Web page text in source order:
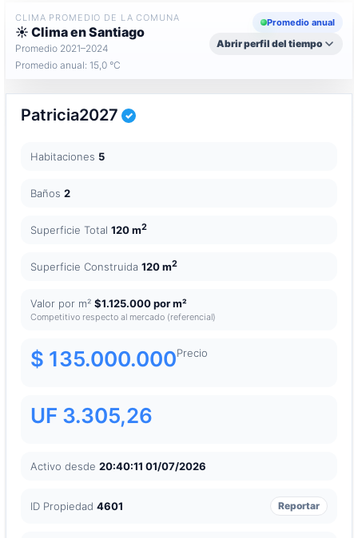
CLIMA PROMEDIO DE LA COMUNA
☀️ Clima en Santiago
Promedio 2021–2024
Promedio anual: 15,0 °C
Promedio anual
Abrir perfil del tiempo
Patricia2027
Habitaciones 5
Baños 2
Superficie Total 120 m2
Superficie Construida 120 m2
Valor por m² $1.125.000 por m²
Competitivo respecto al mercado (referencial)
Precio
$ 135.000.000
UF 3.305,26
Activo desde 20:40:11 01/07/2026
ID Propiedad 4601 Reportar